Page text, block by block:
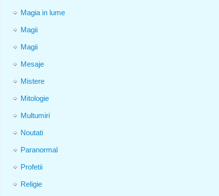
Magia in lume
Magii
Magii
Mesaje
Mistere
Mitologie
Multumiri
Noutati
Paranormal
Profetii
Religie